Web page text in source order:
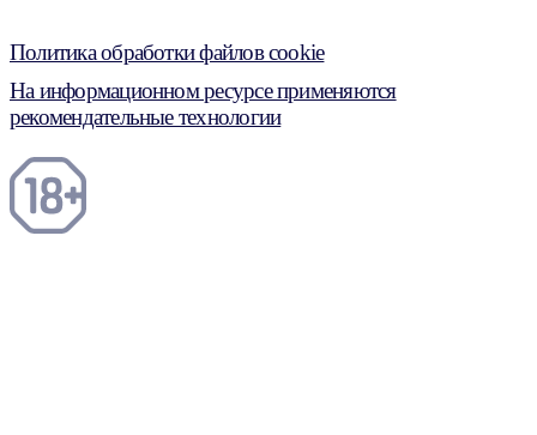
Политика обработки файлов cookie
На информационном ресурсе применяются
рекомендательные технологии